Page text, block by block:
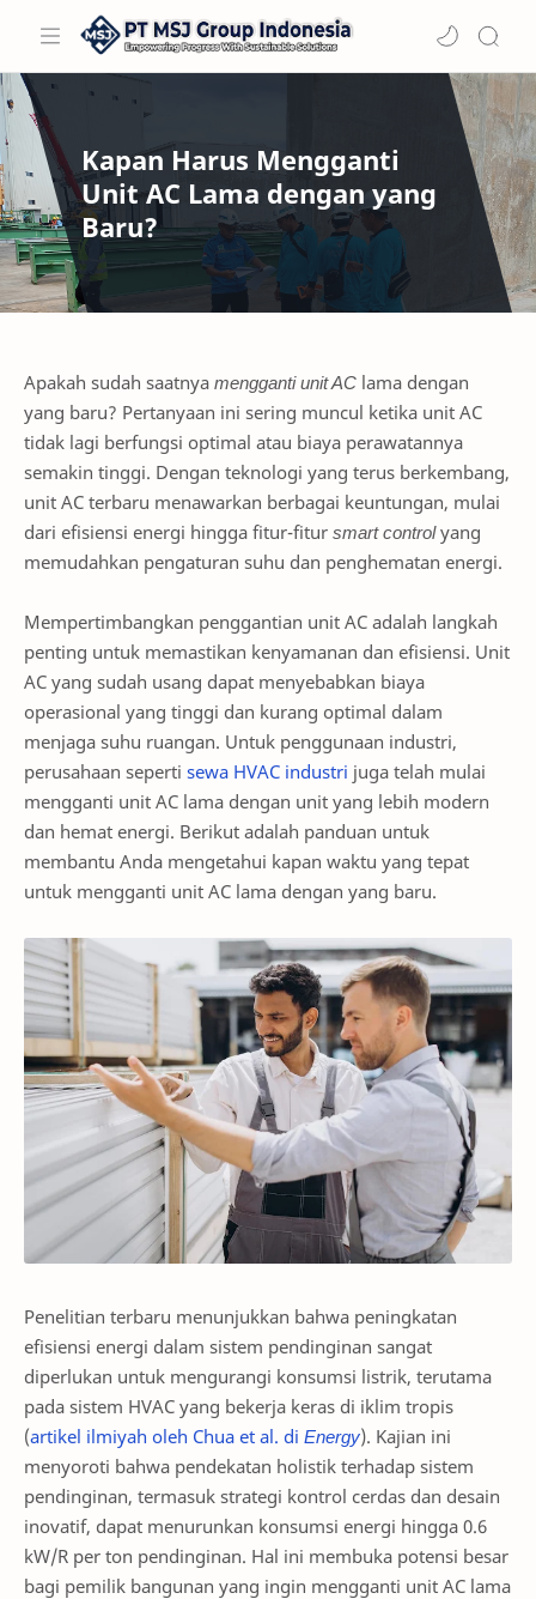
Kapan Harus Mengganti
Unit AC Lama dengan yang
Baru?
Apakah sudah saatnya mengganti unit AC lama dengan
yang baru? Pertanyaan ini sering muncul ketika unit AC
tidak lagi berfungsi optimal atau biaya perawatannya
semakin tinggi. Dengan teknologi yang terus berkembang,
unit AC terbaru menawarkan berbagai keuntungan, mulai
dari efisiensi energi hingga fitur-fitur smart controlyang
memudahkan pengaturan suhu dan penghematan energi.
Mempertimbangkan penggantian unit AC adalah langkah
penting untuk memastikan kenyamanan dan efisiensi. Unit
AC yang sudah usang dapat menyebabkan biaya
operasional yang tinggi dan kurang optimal dalam
menjaga suhu ruangan. Untuk penggunaan industri,
perusahaan seperti sewa HVAC industri juga telah mulai
mengganti unit AC lama dengan unit yang lebih modern
dan hemat energi. Berikut adalah panduan untuk
membantu Anda mengetahui kapan waktu yang tepat
untuk mengganti unit AC lama dengan yang baru.
Penelitian terbaru menunjukkan bahwa peningkatan
efisiensi energi dalam sistem pendinginan sangat
diperlukan untuk mengurangi konsumsi listrik, terutama
pada sistem HVAC yang bekerja keras di iklim tropis
(artikel ilmiyah oleh Chua et al. di Energy). Kajian ini
menyoroti bahwa pendekatan holistik terhadap sistem
pendinginan, termasuk strategi kontrol cerdas dan desain
inovatif, dapat menurunkan konsumsi energi hingga 0.6
kW/R per ton pendinginan. Hal ini membuka potensi besar
bagi pemilik bangunan yang ingin mengganti unit AC lama